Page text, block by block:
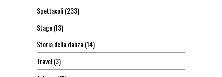
Spettacoli(233)
Stage(13)
Storia della danza(14)
Travel(3)